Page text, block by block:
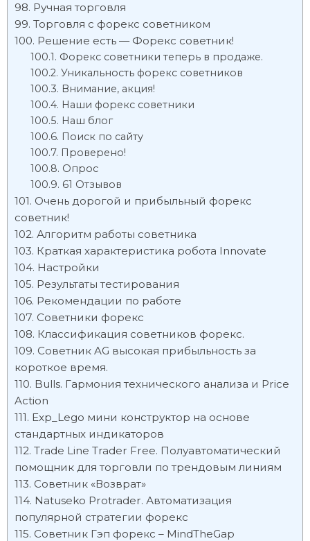
Ручная торговля
Торговля с форекс советником
Решение есть — Форекс советник!
Форекс советники теперь в продаже.
Уникальность форекс советников
Внимание, акция!
Наши форекс советники
Наш блог
Поиск по сайту
Проверено!
Опрос
61 Отзывов
Очень дорогой и прибыльный форекс
советник!
Алгоритм работы советника
Краткая характеристика робота Innovate
Настройки
Результаты тестирования
Рекомендации по работе
Советники форекс
Классификация советников форекс.
Советник AG высокая прибыльность за
короткое время.
Bulls. Гармония технического анализа и Price
Action
Exp_Lego мини конструктор на основе
стандартных индикаторов
Trade Line Trader Free. Полуавтоматический
помощник для торговли по трендовым линиям
Советник «Возврат»
Natuseko Protrader. Автоматизация
популярной стратегии форекс
Советник Гэп форекс – MindTheGap